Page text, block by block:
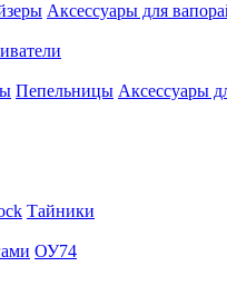
Аксессуары для
Пепельницы Аксессуары
Тайники
ОУ74